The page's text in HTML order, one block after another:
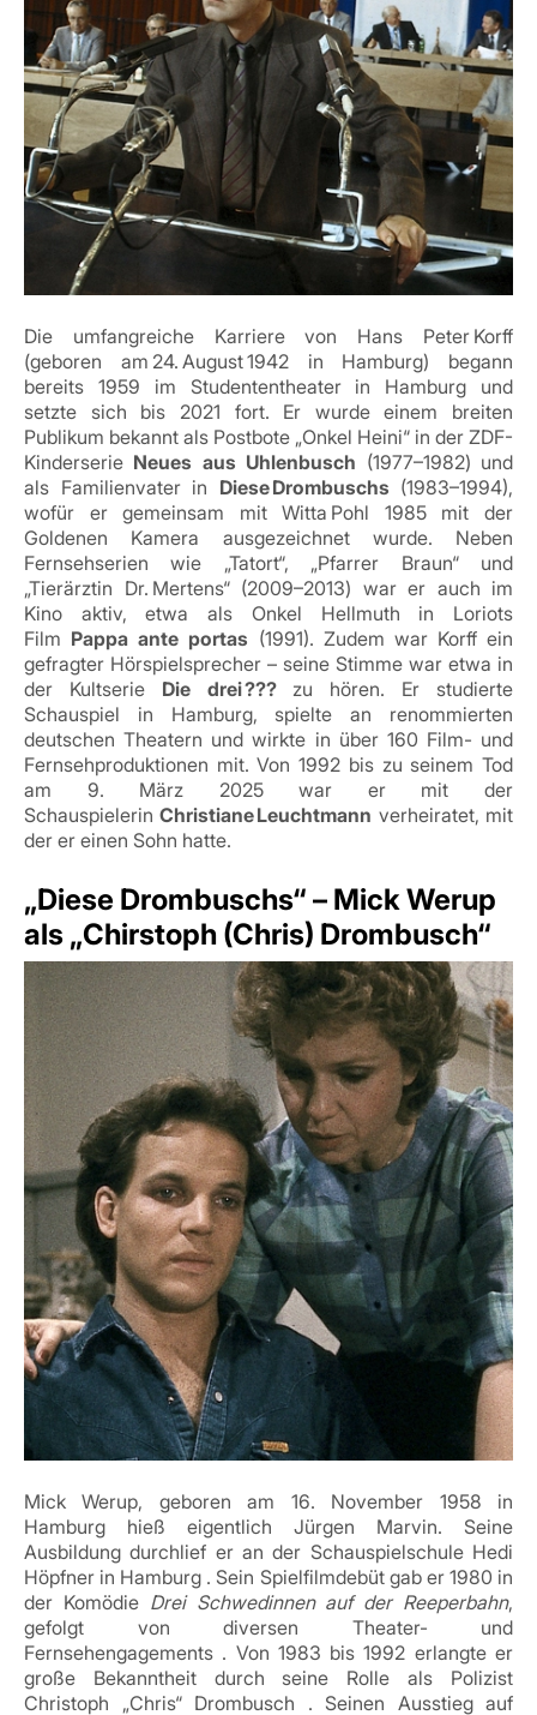
Die umfangreiche Karriere von Hans Peter Korff
(geboren am 24. August 1942 in Hamburg) begann
bereits 1959 im Studententheater in Hamburg und
setzte sich bis 2021 fort. Er wurde einem breiten
Publikum bekannt als Postbote „Onkel Heini“ in der ZDF-
Kinderserie Neues aus Uhlenbusch (1977–1982) und
als Familienvater in Diese Drombuschs (1983–1994),
wofür er gemeinsam mit Witta Pohl 1985 mit der
Goldenen Kamera ausgezeichnet wurde. Neben
Fernsehserien wie „Tatort“, „Pfarrer Braun“ und
„Tierärztin Dr. Mertens“ (2009–2013) war er auch im
Kino aktiv, etwa als Onkel Hellmuth in Loriots
Film Pappa ante portas (1991). Zudem war Korff ein
gefragter Hörspielsprecher – seine Stimme war etwa in
der Kultserie Die drei ???zu hören. Er studierte
Schauspiel in Hamburg, spielte an renommierten
deutschen Theatern und wirkte in über 160 Film- und
Fernsehproduktionen mit.Von 1992 bis zu seinem Tod
am 9. März 2025 war er mit der
SchauspielerinChristiane Leuchtmann verheiratet, mit
der er einen Sohn hatte.
„Diese Drombuschs“ – Mick Werup
als „Chirstoph (Chris) Drombusch“
Mick Werup, geboren am 16. November 1958 in
Hamburg hieß eigentlich Jürgen Marvin. Seine
Ausbildung durchlief er an der Schauspielschule Hedi
Höpfner in Hamburg . Sein Spielfilmdebüt gab er 1980 in
der Komödie Drei Schwedinnen auf der Reeperbahn,
gefolgt von diversen Theater- und
Fernsehengagements . Von 1983 bis 1992 erlangte er
große Bekanntheit durch seine Rolle als Polizist
Christoph „Chris“ Drombusch . Seinen Ausstieg auf